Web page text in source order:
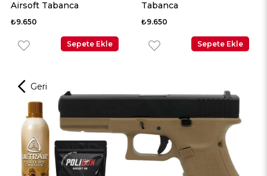
Airsoft Tabanca
₺9.650
Sepete Ekle
Tabanca
₺9.650
Sepete Ekle